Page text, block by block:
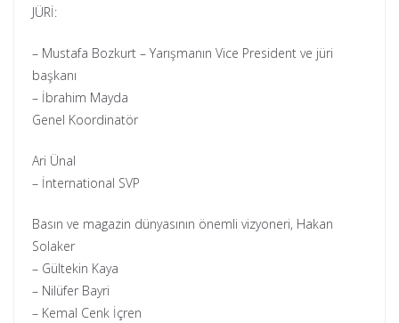
JÜRİ:
– Mustafa Bozkurt – Yarışmanın Vice President ve jüri
başkanı
– İbrahim Mayda
Genel Koordinatör
Ari Ünal
– İnternational SVP
Basın ve magazin dünyasının önemli vizyoneri, Hakan
Solaker
– Gültekin Kaya
– Nilüfer Bayri
– Kemal Cenk İçren